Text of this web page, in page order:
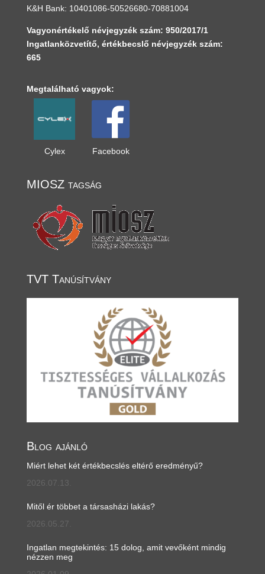
K&H Bank: 10401086-50526680-70881004
Vagyonértékelő névjegyzék szám: 950/2017/1
Ingatlanközvetítő, értékbecslő névjegyzék szám:
665
Megtalálható vagyok:
Cylex Facebook
MIOSZ tagság
TVT Tanúsítvány
Blog ajánló
Miért lehet két értékbecslés eltérő eredményű?
2026.07.13.
Mitől ér többet a társasházi lakás?
2026.05.27.
Ingatlan megtekintés: 15 dolog, amit vevőként mindig
nézzen meg